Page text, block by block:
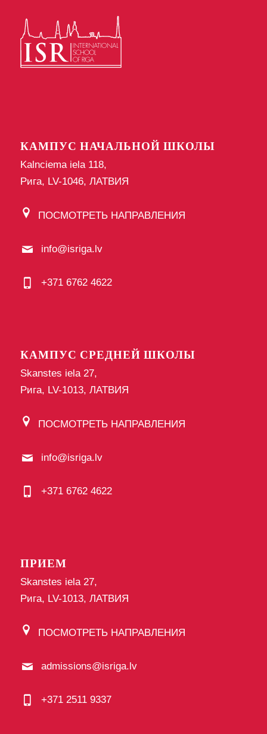
КАМПУС НАЧАЛЬНОЙ ШКОЛЫ
Kalnciema iela 118,
Рига, LV-1046, ЛАТВИЯ
ПОСМОТРЕТЬ НАПРАВЛЕНИЯ
info@isriga.lv
+371 6762 4622
КАМПУС СРЕДНЕЙ ШКОЛЫ
Skanstes iela 27,
Рига, LV-1013, ЛАТВИЯ
ПОСМОТРЕТЬ НАПРАВЛЕНИЯ
info@isriga.lv
+371 6762 4622
ПРИЕМ
Skanstes iela 27,
Рига, LV-1013, ЛАТВИЯ
ПОСМОТРЕТЬ НАПРАВЛЕНИЯ
admissions@isriga.lv
+371 2511 9337